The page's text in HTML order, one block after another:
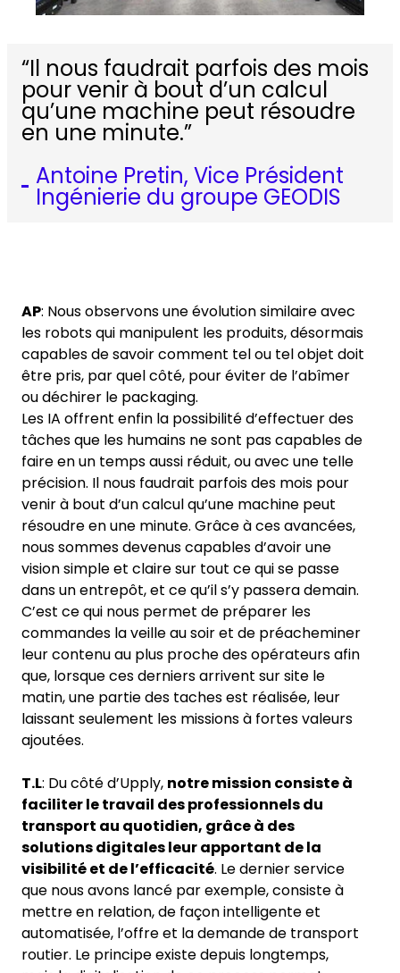
“Il nous faudrait parfois des mois
pour venir à bout d’un calcul
qu’une machine peut résoudre
en une minute.”
Antoine Pretin, Vice Président
Ingénierie du groupe GEODIS
AP: Nous observons une évolution similaire avec
les robots qui manipulent les produits, désormais
capables de savoir comment tel ou tel objet doit
être pris, par quel côté, pour éviter de l’abîmer
ou déchirer le packaging.
Les IA offrent enfin la possibilité d’effectuer des
tâches que les humains ne sont pas capables de
faire en un temps aussi réduit, ou avec une telle
précision. Il nous faudrait parfois des mois pour
venir à bout d’un calcul qu’une machine peut
résoudre en une minute. Grâce à ces avancées,
nous sommes devenus capables d’avoir une
vision simple et claire sur tout ce qui se passe
dans un entrepôt, et ce qu’il s’y passera demain.
C’est ce qui nous permet de préparer les
commandes la veille au soir et de préacheminer
leur contenu au plus proche des opérateurs afin
que, lorsque ces derniers arrivent sur site le
matin, une partie des taches est réalisée, leur
laissant seulement les missions à fortes valeurs
ajoutées.
T.L: Du côté d’Upply, notre mission consiste à
faciliter le travail des professionnels du
transport au quotidien, grâce à des
solutions digitales leur apportant de la
visibilité et de l’efficacité. Le dernier service
que nous avons lancé par exemple, consiste à
mettre en relation, de façon intelligente et
automatisée, l’offre et la demande de transport
routier. Le principe existe depuis longtemps,